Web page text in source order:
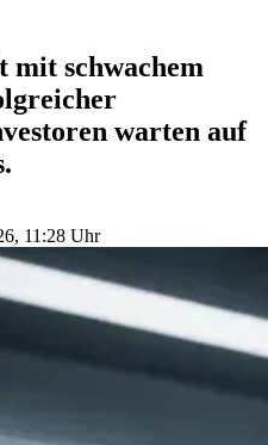
mit schwachem
warten auf
11:28 Uhr